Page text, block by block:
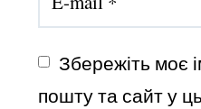
Збережіть моє
пошту та сайт у